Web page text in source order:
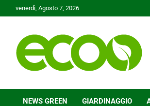
to
venerdì, Agosto 7, 2026
Ecoo.it
NEWS GREEN GIARDINAGGIO